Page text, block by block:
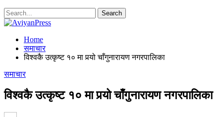
Home
समाचार
विश्वकै उत्कृष्ट १० मा पर्‍यो चाँगुनारायण नगरपालिका
समाचार
विश्वकै उत्कृष्ट १० मा पर्‍यो चाँगुनारायण नगरपालिका